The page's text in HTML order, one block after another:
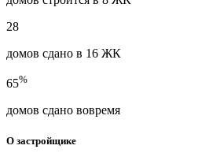
28
домов сдано в 16 ЖК
65%
домов сдано вовремя
О застройщике